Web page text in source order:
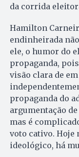
da corrida
Hamilton
endinheirada
ele, o humor do
propaganda,
visão clara de
propaganda do
argumentação
mas é
voto cativo. Hoje
ideológico, há